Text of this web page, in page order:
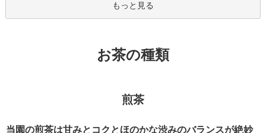
もっと見る
お茶の種類
煎茶
当園の煎茶は甘みとコクとほのかな渋みのバランスが絶妙